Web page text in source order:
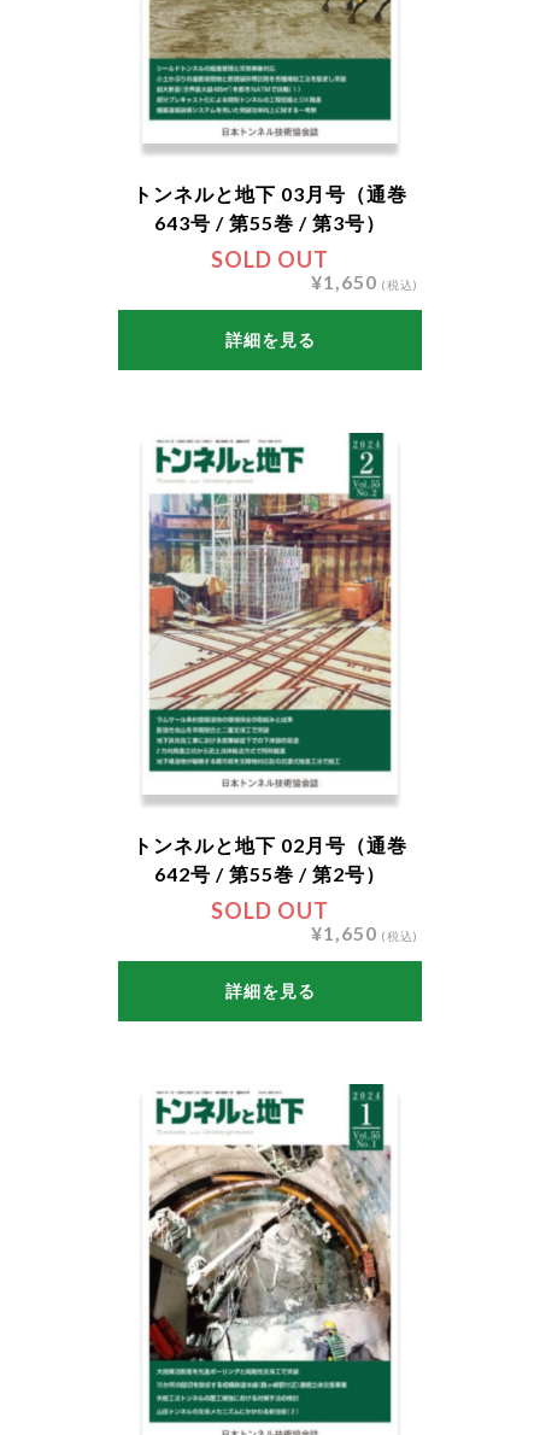
SOLD OUT
トンネルと地下 03月号（通巻
643号 / 第55巻 / 第3号）
¥1,650 (税込)
詳細を見る
SOLD OUT
トンネルと地下 02月号（通巻
642号 / 第55巻 / 第2号）
¥1,650 (税込)
詳細を見る